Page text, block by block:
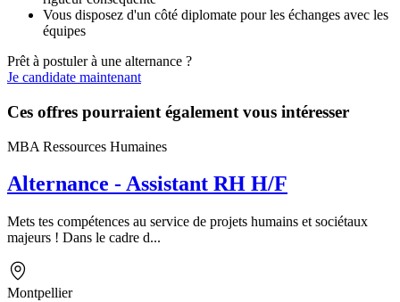
Vous disposez d'un côté diplomate pour les échanges avec les
équipes
Prêt à postuler à une alternance ?
Je candidate maintenant
Ces offres pourraient également vous intéresser
MBA Ressources Humaines
Alternance - Assistant RH H/F
Mets tes compétences au service de projets humains et sociétaux
majeurs ! Dans le cadre d...
Montpellier